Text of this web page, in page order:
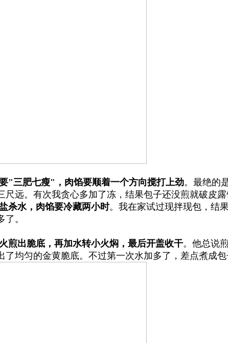
"三肥七瘦"，肉馅要顺着一个方向搅打上劲。最绝的
远。有次我贪心多加了冻，结果包子还没煎就破皮露
杀水，肉馅要冷藏两小时。我在家试过现拌现包，结
。
煎出脆底，再加水转小火焖，最后开盖收干。他总说
均匀的金黄脆底。不过第一次水加多了，差点煮成包